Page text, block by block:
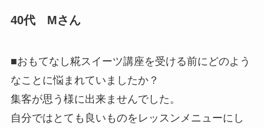
40代 Mさん
■おもてなし糀スイーツ講座を受ける前にどのよう
なことに悩まれていましたか？
集客が思う様に出来ませんでした。
自分ではとても良いものをレッスンメニューにし